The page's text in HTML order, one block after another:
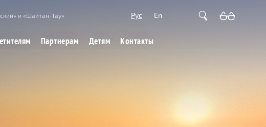
и «Шайтан-Тау» Рус En
Партнерам Детям Контакты